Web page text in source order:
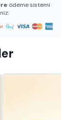
ödeme sistemi